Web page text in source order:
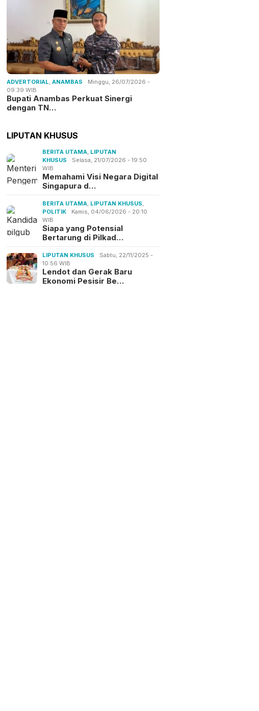
ADVERTORIAL,ANAMBAS
Minggu, 26/07/2026 -
09:39 WIB
Bupati Anambas Perkuat Sinergi
dengan TN…
LIPUTAN KHUSUS
BERITA UTAMA, LIPUTAN
KHUSUS
Selasa, 21/07/2026 - 19:50
WIB
Memahami Visi Negara Digital
Singapura d…
BERITA UTAMA, LIPUTAN KHUSUS,
POLITIK
Kamis, 04/06/2026 - 20:10
WIB
Siapa yang Potensial
Bertarung di Pilkad…
LIPUTAN KHUSUS
Sabtu, 22/11/2025 -
10:56 WIB
Lendot dan Gerak Baru
Ekonomi Pesisir Be…